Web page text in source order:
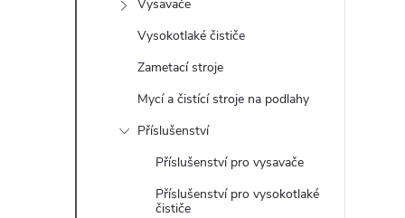
Vysavače
Vysokotlaké čističe
Zametací stroje
Mycí a čistící stroje na podlahy
Příslušenství
Příslušenství pro vysavače
Příslušenství pro vysokotlaké
čističe